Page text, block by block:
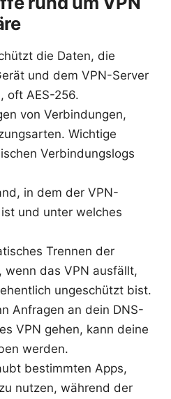
die Daten, die
und dem VPN-Server
oft AES-256.
von Verbindungen,
Wichtige
Verbindungslogs
in dem der VPN-
und unter welches
Trennen der
wenn das VPN ausfällt,
ungeschützt bist.
Anfragen an dein DNS-
VPN gehen, kann deine
werden.
bestimmten Apps,
nutzen, während der